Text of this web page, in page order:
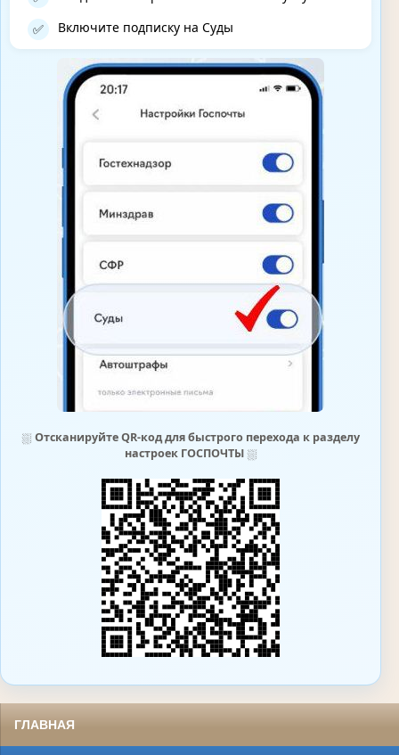
✅ Включите подписку на Суды
⛆ Отсканируйте QR-код для быстрого перехода к разделу
настроек ГОСПОЧТЫ⛆
ГЛАВНАЯ